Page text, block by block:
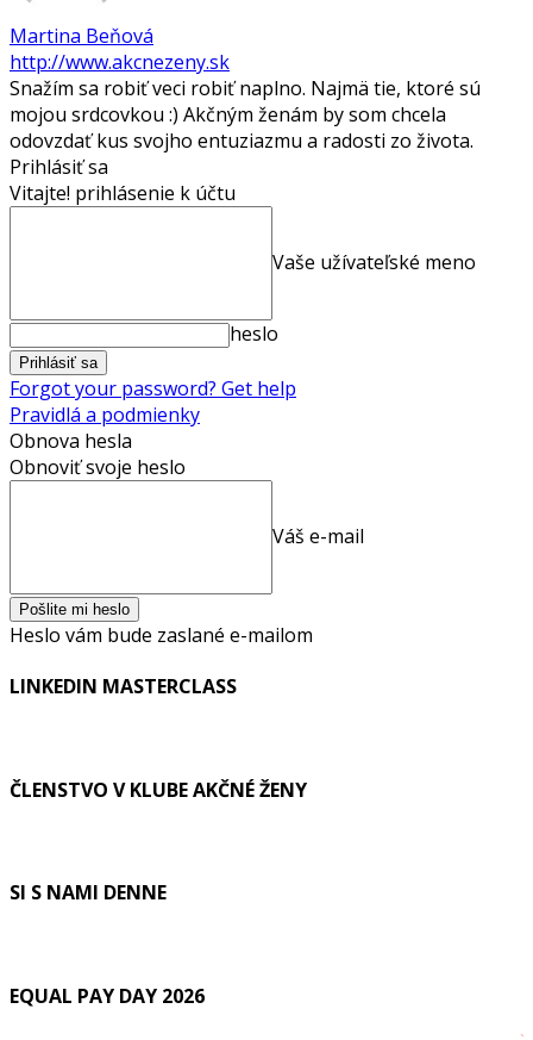
Martina Beňová
http://www.akcnezeny.sk
Snažím sa robiť veci robiť naplno. Najmä tie, ktoré sú
mojou srdcovkou :) Akčným ženám by som chcela
odovzdať kus svojho entuziazmu a radosti zo života.
Prihlásiť sa
Vitajte! prihlásenie k účtu
Vaše užívateľské meno
heslo
Forgot your password? Get help
Pravidlá a podmienky
Obnova hesla
Obnoviť svoje heslo
Váš e-mail
Heslo vám bude zaslané e-mailom
LINKEDIN MASTERCLASS
ČLENSTVO V KLUBE AKČNÉ ŽENY
SI S NAMI DENNE
EQUAL PAY DAY 2026